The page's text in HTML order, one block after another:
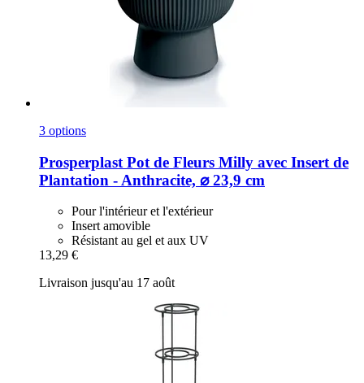
3 options
Prosperplast Pot de Fleurs Milly avec Insert de
Plantation -​ Anthracite, ⌀ 23,9 cm
Pour l'intérieur et l'extérieur
Insert amovible
Résistant au gel et aux UV
13,29 €
Livraison jusqu'au 17 août